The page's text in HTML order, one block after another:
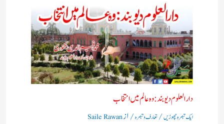
دارالعلوم دیوبند: وہ عالم میں انتخاب
ایک تبصرہ چھوڑیں/تعارف و تبصرہ/ ازSaile Rawan